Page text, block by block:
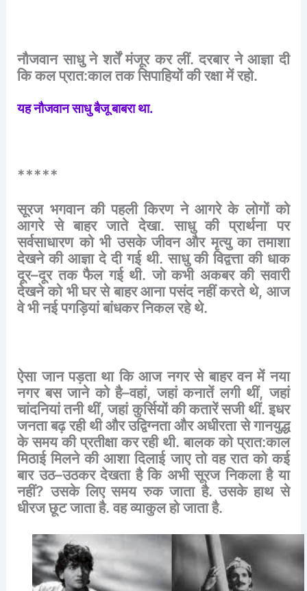
नौजवान साधु ने शर्तें मंजूर कर लीं.दरबार ने आज्ञा दी
किकलप्रात:कालतकसिपाहियोंकीरक्षामेंरहो.
यहनौजवानसाधुबैजूबाबराथा.
*****
सूरज भगवान की पहली किरण ने आगरे के लोगों को
आगरे से बाहर जाते देखा.साधु की प्रार्थना पर
सर्वसाधारण को भी उसके जीवन और मृत्यु का तमाशा
देखने की आज्ञा दे दी गई थी.साधु की विद्वत्ता की धाक
दूर–दूर तक फैल गई थी.जो कभी अकबर की सवारी
देखने को भी घर से बाहर आना पसंद नहीं करते थे, आज
वेभीनईपगड़ियांबांधकरनिकलरहे थे.
ऐसा जान पड़ता था कि आज नगर से बाहर वन में नया
नगर बस जाने को है–वहां,जहां कनातें लगी थीं,जहां
चांदनियांतनी थीं,जहांकुर्सियोंकीकतारेंसजी थीं.इधर
जनताबढ़रही थी औरउद्विग्नताऔरअधीरतासेगानयुद्ध
के समय की प्रतीक्षा कर रही थी.बालक को प्रात:काल
मिठाई मिलने की आशा दिलाई जाए तो वह रात को कई
बार उठ–उठकर देखता है कि अभी सूरज निकला है या
नहीं?उसके लिए समय रुक जाता है.उसके हाथ से
धीरजछूटजाताहै.वहव्याकुलहोजाताहै.